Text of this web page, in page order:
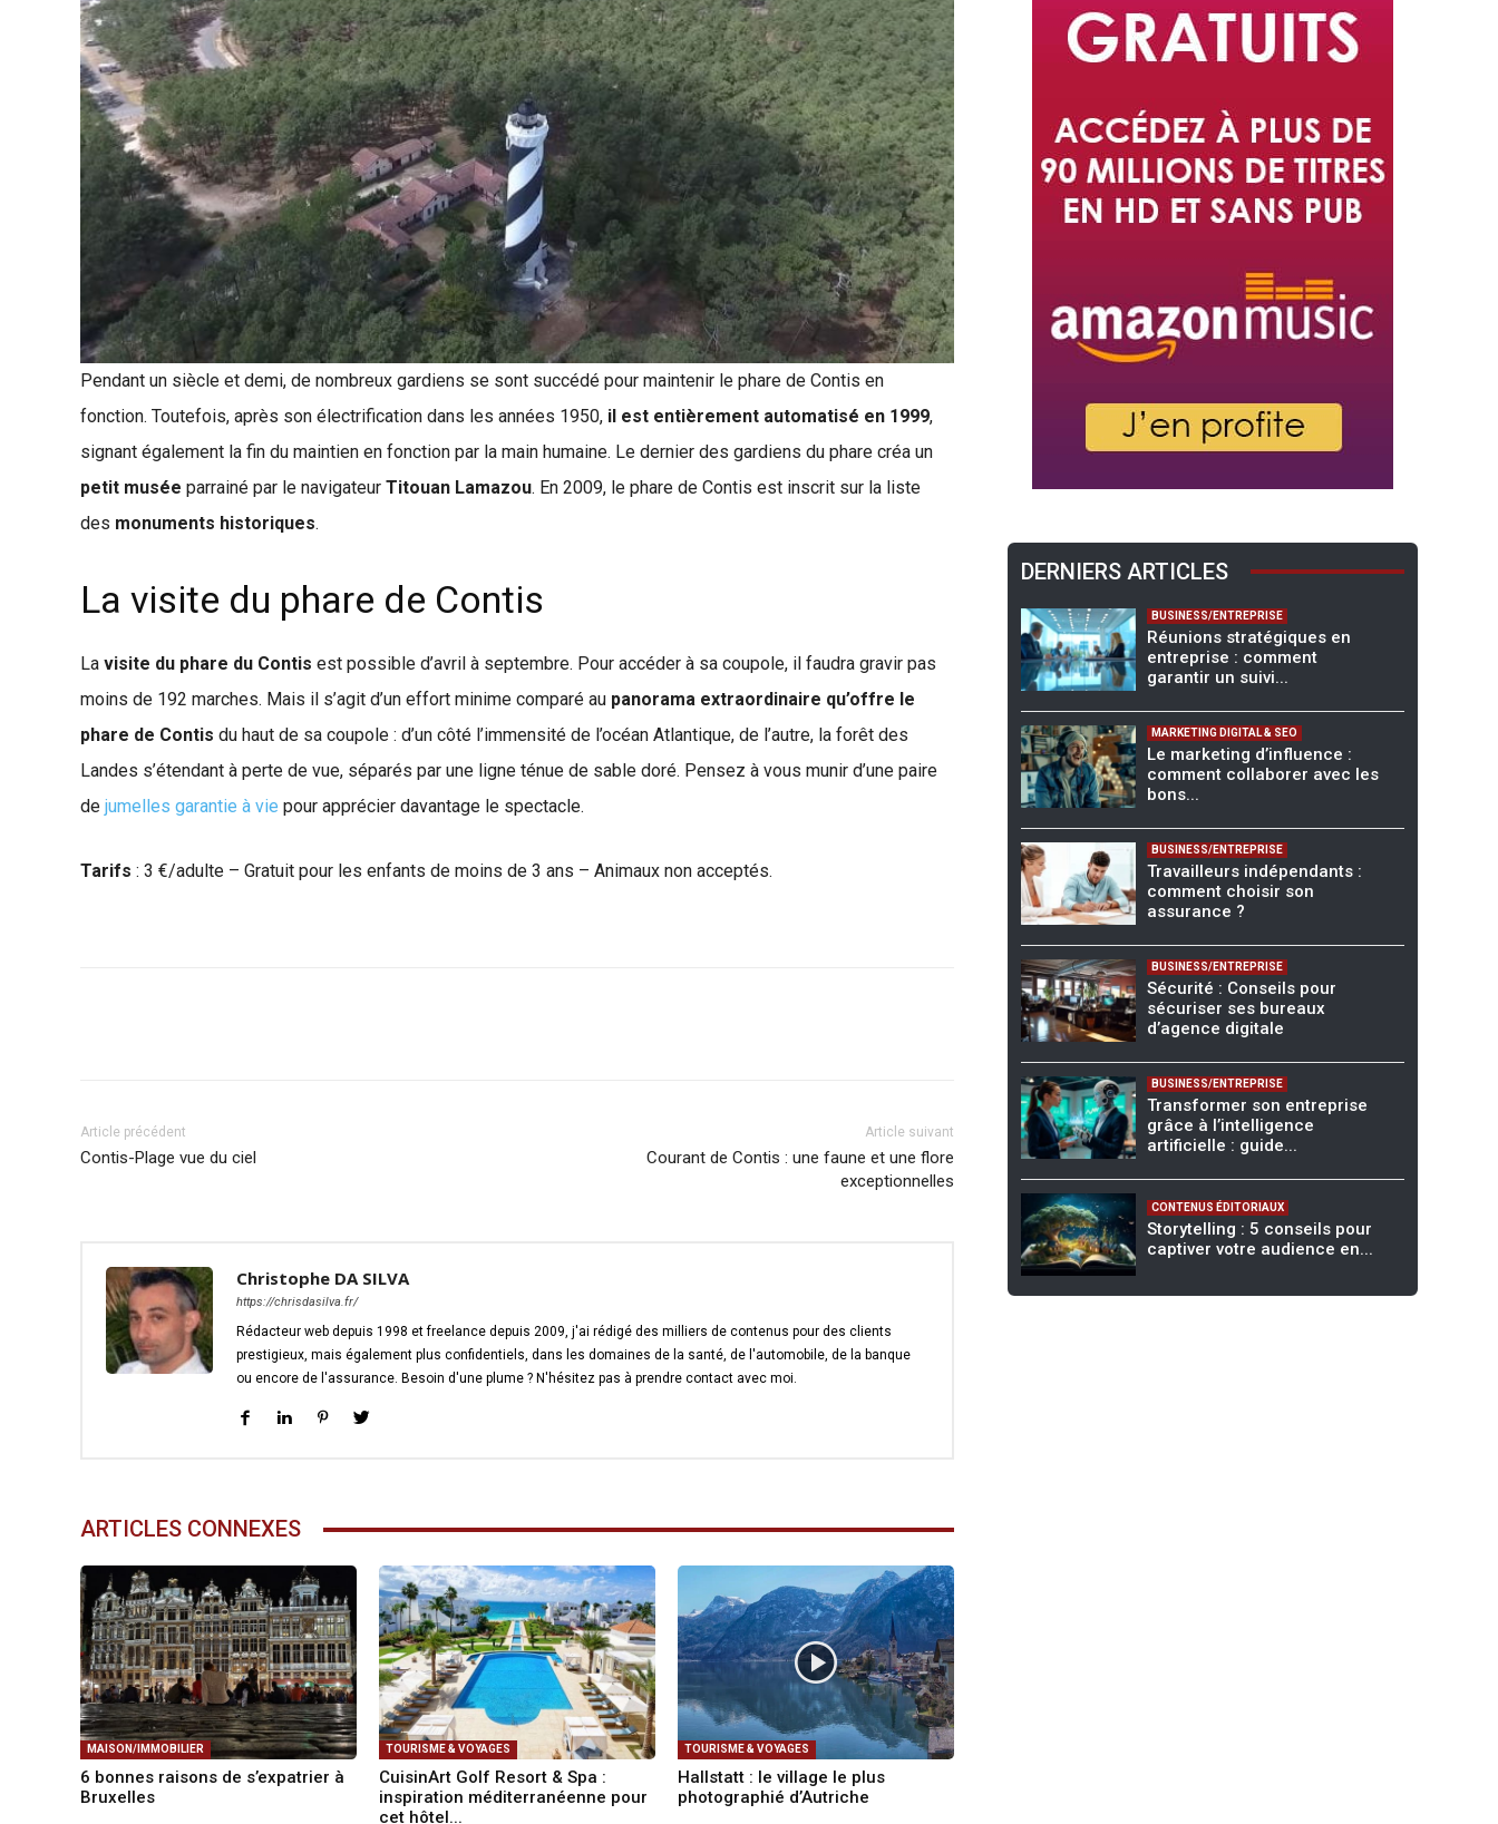
Pendant un siècle et demi, de nombreux gardiens se sont succédé pour maintenir le phare de Contis en
fonction. Toutefois, après son électrification dans les années 1950, il est entièrement automatisé en 1999,
signant également la fin du maintien en fonction par la main humaine. Le dernier des gardiens du phare créa un
petit musée parrainé par le navigateur Titouan Lamazou. En 2009, le phare de Contis est inscrit sur la liste
des monuments historiques.
La visite du phare de Contis
La visite du phare du Contis est possible d’avril à septembre. Pour accéder à sa coupole, il faudra gravir pas
moins de 192 marches. Mais il s’agit d’un effort minime comparé au panorama extraordinaire qu’offre le
phare de Contis du haut de sa coupole : d’un côté l’immensité de l’océan Atlantique, de l’autre, la forêt des
Landes s’étendant à perte de vue, séparés par une ligne ténue de sable doré. Pensez à vous munir d’une paire
de jumelles garantie à vie pour apprécier davantage le spectacle.
Tarifs : 3 €/adulte – Gratuit pour les enfants de moins de 3 ans – Animaux non acceptés.
Article précédent
Contis-Plage vue du ciel
Article suivant
Courant de Contis : une faune et une flore
exceptionnelles
Christophe DA SILVA
https://chrisdasilva.fr/
Rédacteur web depuis 1998 et freelance depuis 2009, j'ai rédigé des milliers de contenus pour des clients
prestigieux, mais également plus confidentiels, dans les domaines de la santé, de l'automobile, de la banque
ou encore de l'assurance. Besoin d'une plume ? N'hésitez pas à prendre contact avec moi.
ARTICLES CONNEXES
MAISON/IMMOBILIER
6 bonnes raisons de s’expatrier à
Bruxelles
TOURISME & VOYAGES
CuisinArt Golf Resort & Spa :
inspiration méditerranéenne pour
cet hôtel...
TOURISME & VOYAGES
Hallstatt : le village le plus
photographié d’Autriche
DERNIERS ARTICLES
BUSINESS/ENTREPRISE
Réunions stratégiques en
entreprise : comment
garantir un suivi...
MARKETING DIGITAL & SEO
Le marketing d’influence :
comment collaborer avec les
bons...
BUSINESS/ENTREPRISE
Travailleurs indépendants :
comment choisir son
assurance ?
BUSINESS/ENTREPRISE
Sécurité : Conseils pour
sécuriser ses bureaux
d’agence digitale
BUSINESS/ENTREPRISE
Transformer son entreprise
grâce à l’intelligence
artificielle : guide...
CONTENUS ÉDITORIAUX
Storytelling : 5 conseils pour
captiver votre audience en...